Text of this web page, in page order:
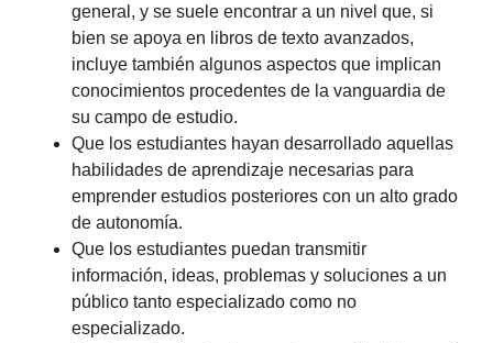
general, y se suele encontrar a un nivel que, si
bien se apoya en libros de texto avanzados,
incluye también algunos aspectos que implican
conocimientos procedentes de la vanguardia de
su campo de estudio.
Que los estudiantes hayan desarrollado aquellas
habilidades de aprendizaje necesarias para
emprender estudios posteriores con un alto grado
de autonomía.
Que los estudiantes puedan transmitir
información, ideas, problemas y soluciones a un
público tanto especializado como no
especializado.